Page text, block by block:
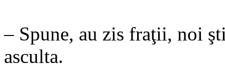
– Spune, au zis fraţii, noi
asculta.